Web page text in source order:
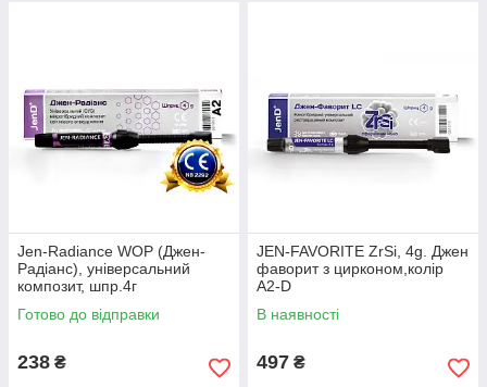
Jen-Radiance WOP (Джен-
Радіанс), унiверсальний
композит, шпр.4г
Готово до відправки
238 ₴
JEN-FAVORITE ZrSi, 4g. Джен
фаворит з цирконом,колір
А2-D
В наявності
497 ₴